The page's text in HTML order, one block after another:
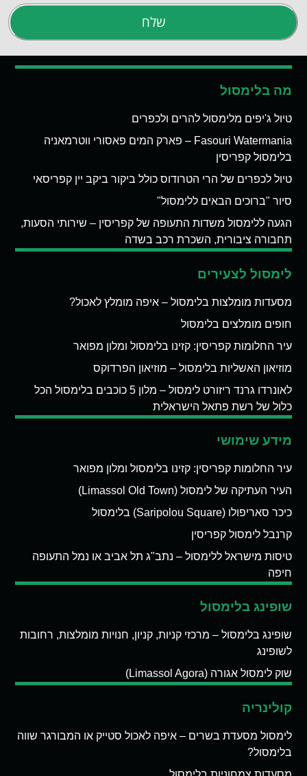
שלח
מה בלימסול
טיול ג'יפים מלימסול להרים ולכפרים
Fasouri Watermania – פארק המים פאסורי ווטרמאניה
בלימסול קפריסין
טיול לכפרים של הרי הטרודוס כולל ביקור ביקב יין קפריסאי
סיור "ברוכים הבאים ללימסול"
הגעה ללימסול משדות התעופה של קפריסין – שירותי הסעות,
תחבורה ציבורית, השכרת רכב בשדה
לימסול לצעירים
מסעדות מומלצות בלימסול – איפה מומלץ לאכול?
חופים מומלצים בלימסול
עיר החלומות קפריסין: קזינו בלימסול ומלון מפואר
מוזיאון האשליות בלימסול – מוזיאון הפרדוקס
לאונרדו גרנד ריזורט לימסול – מלון 5 כוכבים בלימסול הכל
כלול של רשת פתאל הישראלית
מידע שימושי
עיר החלומות קפריסין: קזינו בלימסול ומלון מפואר
העיר העתיקה של לימסול (Limassol Old Town)
כיכר סאריפולו (Saripolou Square) בלימסול
קרנבל לימסול קפריסין
טיסות מישראל ללימסול – נתב"ג תל אביב או נמל התעופה
חיפה
שופינג בלימסול
שופינג בלימסול – מרכזי קניות, קניון, חנויות מומלצות, רחובות
לשופינג
שוק לימסול אגורה (Limassol Agora)
קולינריה
לימסול מסעדת בשרים – איפה לאכול סטייק או המבורגר שווה
בלימסול?